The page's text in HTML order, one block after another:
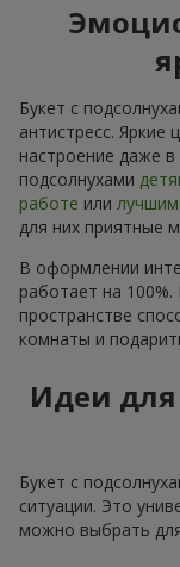
Букет с
антистресс.
настроение даже
подсолнухами
работе или
для них приятные
В оформлении
работает на
пространстве
комнаты и
Идеи
Букет с
ситуации. Это
можно выбрать